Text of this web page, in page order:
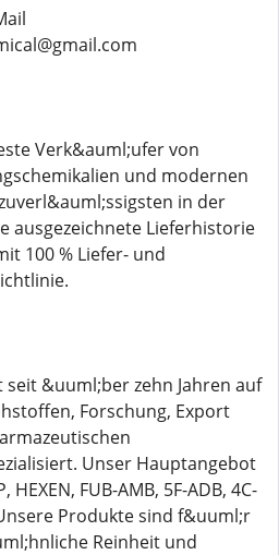
Verk&auml;ufer von
und modernen
in der
ausgezeichnete Lieferhistorie
100 % Liefer- und
&uuml;ber zehn Jahren auf
Forschung, Export
Unser Hauptangebot
HEXEN, FUB-AMB, 5F-ADB, 4C-
Produkte sind f&uuml;r
Reinheit und